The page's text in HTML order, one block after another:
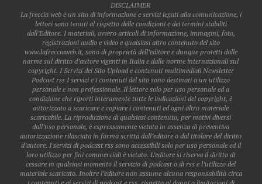
DISCLAIMER
La freccia web è un sito di informazione e servizi legati alla comunicazione, i
lettori sono tenuti al rispetto delle condizioni e dei termini stabiliti
dall’Editore. I materiali, ovvero articoli di informazione, immagini, foto,
registrazioni audio e video e qualsiasi altro contenuto del sito
www.lafrecciaweb.it, sono di proprietà dell’editore e dunque protetti dalle
norme sul diritto d’autore vigenti in Italia e dalle norme internazionali sul
copyright. I Servizi del Sito Upload e contenuti multimediali Newsletter
Podcast rss I servizi e i contenuti del sito sono destinati a un utilizzo
personale e non professionale. Il lettore solo per uso personale ed a
condizione che riporti interamente tutte le indicazioni del copyright, è
autorizzato a scaricare e copiare i contenuti ed ogni altro materiale
scaricabile. La riproduzione di qualsiasi contenuto, per motivi diversi
dall’uso personale, è espressamente vietata in assenza di preventiva
autorizzazione rilasciata in forma scritta dall’editore o dal titolare del diritto
d’autore. I servizi di podcast rss sono accessibili solo per uso personale ed il
loro utilizzo per fini commerciali è vietato. L’editore si riserva il diritto di
cessare in qualsiasi momento il servizio di podcast o di rss e l’utilizzo del
materiale scaricato. Inoltre l’editore non assume alcuna responsabilità circa